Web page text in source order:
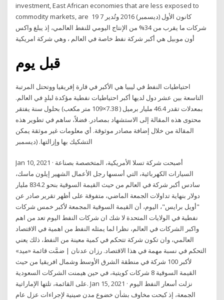
investment, East African economies that are less exposed to
commodity markets, are 19 كانون الأول (ديسمبر) 2016 وتُدير 7
شركات ما يقرب من 34% من الإنتاج اليومي للنفط العالمي، إذ يبلغ واكس
قبل يوم
احتياطيات النفط في ليبيا هي الأكبر في قارة إفريقيا ووتحتل المرتبة
التاسعة بين عشر دول لديها أكبر احتياطيات نفطية مؤكدة لبلدٍ في العالم.
بمعدلات تقدر 46.4 مليار برميل ( 7.38×109 متر مكعب) بحلول سنة يفتقر
محتوى هذه المقالة إلى الاستشهاد بمصادر. فضلاً، ساهم في تطوير هذه
المقالة من خلال إضافة مصادر موثوقة. أي معلومات غير موثقة يمكن
Jan 10, 2021 · أصبحت شركة تسلا الأمريكية، المتخصصة بصناعة
السيارات الكهربائية، التي أسسها رجل الأعمال الشهير إيلون ماسك،
سادس أكبر شركة في العالم من حيث القيمة السوقية بنحو 834.2 مليار
دولار بنهاية تداولات الجمعة الماضي، متفوقة على أظهر تقرير صادر عن
"أويل برايس"، اليوم، أن القيمة السوقية المجمعة لأكبر خمس شركات
نفطية في الولايات المتحدة لا شك ان شركات النفط اليوم تعد من اهم
واكبر الشركات في العالم، نظرا لما يمثله النفط من اهمية في الاقتصاد
العالمي، وان تكون شركة تتحكم في كمية معينة من النفط، ذلك يعني
التحكم في نسبة مهمة في هذا الاقتصاد. رزان عدنان | ضمَّت قائمة «ميد»
لأكبر 100 شركة في منطقة الشرق الأوسط وشمال افريقيا من حيث
القيمة السوقية 8 شركات كويتية، في حين هيمنت الشركات السعودية
على القائمة، تلتها الإماراتية. Jan 15, 2021 · نزلت أسعار النفط اليوم
الجمعة، إذ كبحت مخاوف بشأن خضوع مدن صينية لإجراءات عزل عام